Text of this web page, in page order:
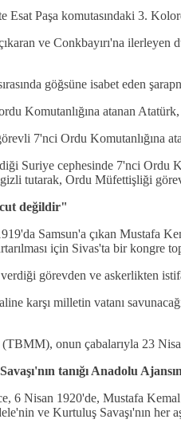
Paşa komutasındaki 3.
çıkaran ve Conkbayırı'na
göğsüne isabet eden
Komutanlığına atanan
7'nci Ordu Komutanlığına
Suriye cephesinde 7'nci Ordu
tutarak, Ordu Müfettişliği
değildir"
Samsun'a çıkan Mustafa
için Sivas'ta bir kongre
görevden ve askerlikten
karşı milletin vatanı
onun çabalarıyla 23
tanığı Anadolu
6 Nisan 1920'de, Mustafa
ve Kurtuluş Savaşı'nın her